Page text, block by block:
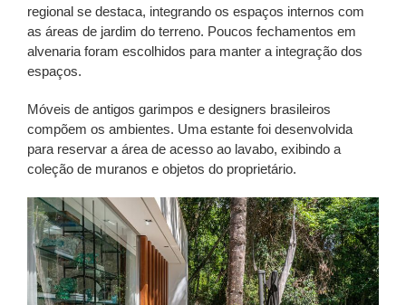
regional se destaca, integrando os espaços internos com
as áreas de jardim do terreno. Poucos fechamentos em
alvenaria foram escolhidos para manter a integração dos
espaços.
Móveis de antigos garimpos e designers brasileiros
compõem os ambientes. Uma estante foi desenvolvida
para reservar a área de acesso ao lavabo, exibindo a
coleção de muranos e objetos do proprietário.